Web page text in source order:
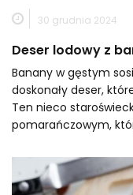
30 grudnia 2024
Deser lodowy z
Banany w gęstym
doskonały deser,
Ten nieco
pomarańczowym,